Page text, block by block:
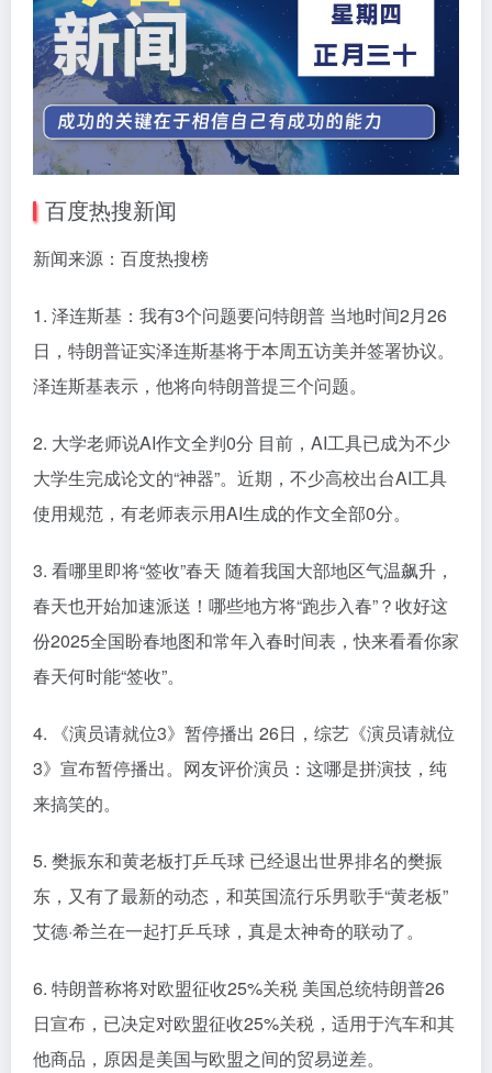
百度热搜新闻
新闻来源：百度热搜榜
1. 泽连斯基：我有3个问题要问特朗普 当地时间2月26
日，特朗普证实泽连斯基将于本周五访美并签署协议。
泽连斯基表示，他将向特朗普提三个问题。
2. 大学老师说AI作文全判0分 目前，AI工具已成为不少
大学生完成论文的“神器”。近期，不少高校出台AI工具
使用规范，有老师表示用AI生成的作文全部0分。
3. 看哪里即将“签收”春天 随着我国大部地区气温飙升，
春天也开始加速派送！哪些地方将“跑步入春”？收好这
份2025全国盼春地图和常年入春时间表，快来看看你家
春天何时能“签收”。
4. 《演员请就位3》暂停播出 26日，综艺《演员请就位
3》宣布暂停播出。网友评价演员：这哪是拼演技，纯
来搞笑的。
5. 樊振东和黄老板打乒乓球 已经退出世界排名的樊振
东，又有了最新的动态，和英国流行乐男歌手“黄老板”
艾德·希兰在一起打乒乓球，真是太神奇的联动了。
6. 特朗普称将对欧盟征收25%关税 美国总统特朗普26
日宣布，已决定对欧盟征收25%关税，适用于汽车和其
他商品，原因是美国与欧盟之间的贸易逆差。